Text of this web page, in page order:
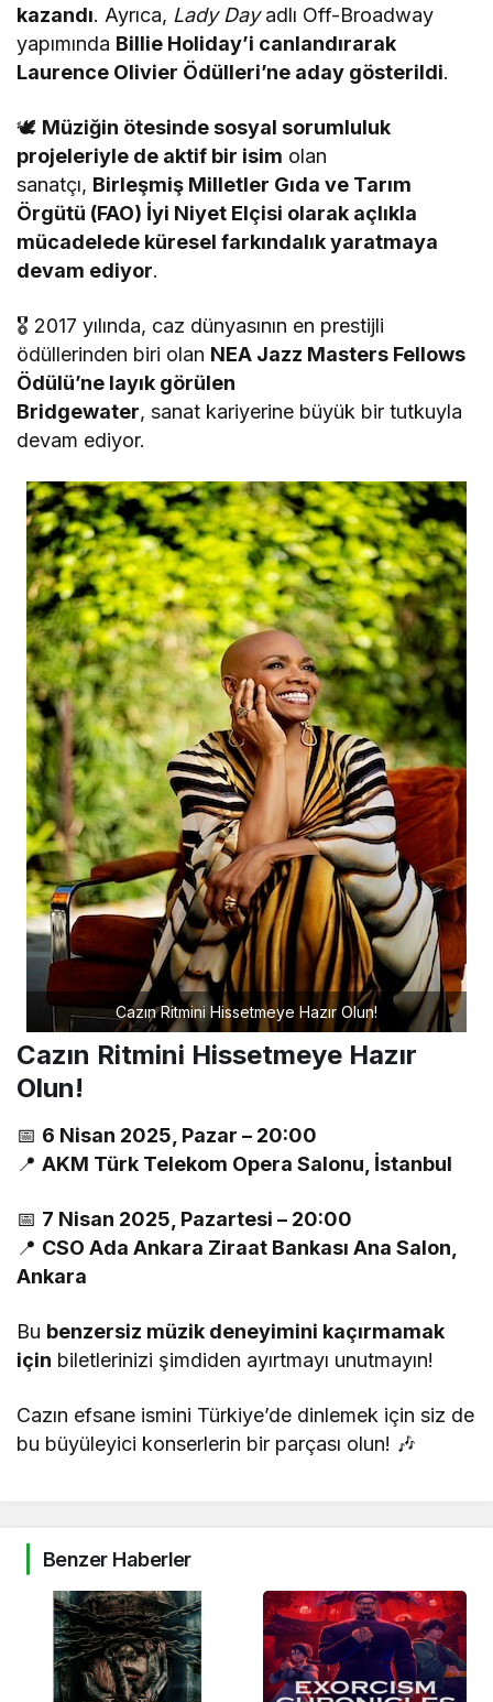
kazandı. Ayrıca, Lady Dayadlı Off-Broadway
yapımında Billie Holiday’i canlandırarak
Laurence Olivier Ödülleri’ne aday gösterildi.
🕊 Müziğin ötesinde sosyal sorumluluk
projeleriyle de aktif bir isim olan
sanatçı, Birleşmiş Milletler Gıda ve Tarım
Örgütü (FAO) İyi Niyet Elçisi olarak açlıkla
mücadelede küresel farkındalık yaratmaya
devam ediyor.
🎖 2017 yılında, caz dünyasının en prestijli
ödüllerinden biri olan NEA Jazz Masters Fellows
Ödülü’ne layık görülen
Bridgewater, sanat kariyerine büyük bir tutkuyla
devam ediyor.
Cazın Ritmini Hissetmeye Hazır Olun!
Cazın Ritmini Hissetmeye Hazır
Olun!
📅 6 Nisan 2025, Pazar – 20:00
📍AKM Türk Telekom Opera Salonu, İstanbul
📅 7 Nisan 2025, Pazartesi – 20:00
📍 CSO Ada Ankara Ziraat Bankası Ana Salon,
Ankara
Bu benzersiz müzik deneyimini kaçırmamak
için biletlerinizi şimdiden ayırtmayı unutmayın!
Cazın efsane ismini Türkiye’de dinlemek için siz de
bu büyüleyici konserlerin bir parçası olun! 🎶
Benzer Haberler